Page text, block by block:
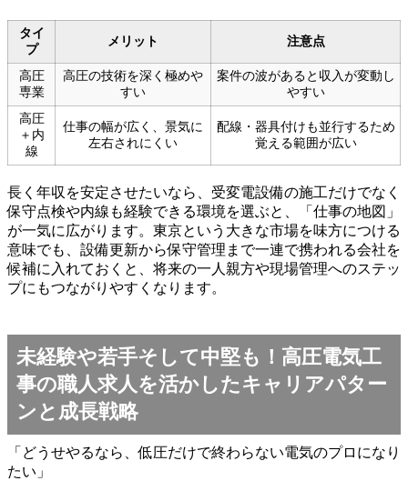
タイ
プ
メリット 注意点
高圧
専業
高圧の技術を深く極めや
すい
案件の波があると収入が変動し
やすい
高圧
＋内
線
仕事の幅が広く、景気に
左右されにくい
配線・器具付けも並行するため
覚える範囲が広い
長く年収を安定させたいなら、受変電設備の施工だけでなく
保守点検や内線も経験できる環境を選ぶと、「仕事の地図」
が一気に広がります。東京という大きな市場を味方につける
意味でも、設備更新から保守管理まで一連で携われる会社を
候補に入れておくと、将来の一人親方や現場管理へのステッ
プにもつながりやすくなります。
未経験や若手そして中堅も！高圧電気工
事の職人求人を活かしたキャリアパター
ンと成長戦略
「どうせやるなら、低圧だけで終わらない電気のプロになり
たい」